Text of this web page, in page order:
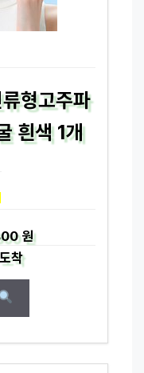
형고주파
흰색 1개
원
착